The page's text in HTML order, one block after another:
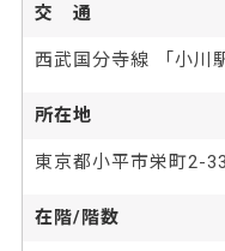
交 通
西武国分寺線 「小川
所在地
東京都小平市栄町2-
在階/階数